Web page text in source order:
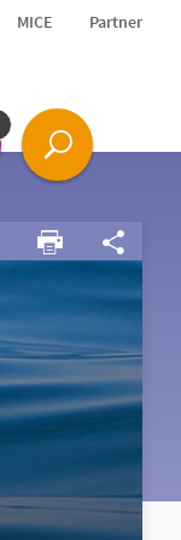
MICE Partner